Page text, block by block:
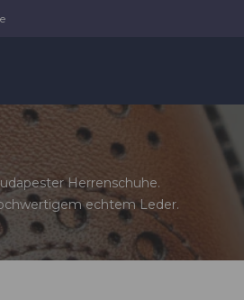
Herrenschuhe.
echtem Leder.